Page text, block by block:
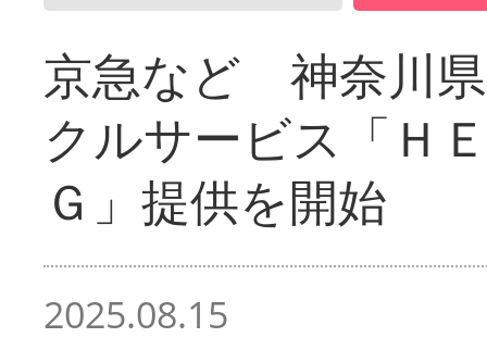
京急など 神奈川
クルサービス「Ｈ
Ｇ」提供を開始
2025.08.15